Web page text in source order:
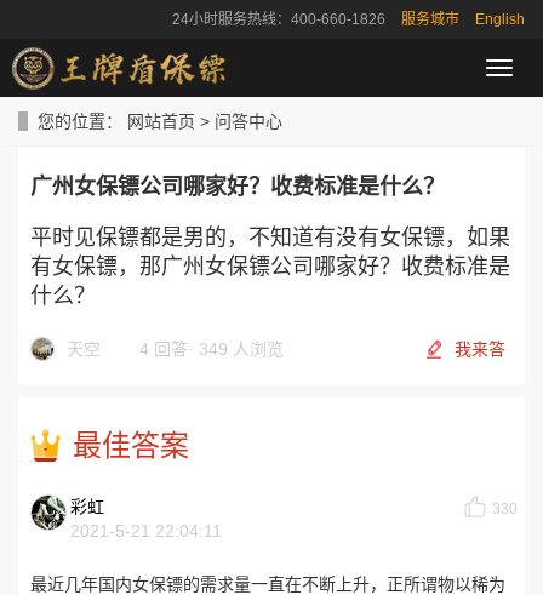
24小时服务热线：400-660-1826 服务城市 English
导
航
您的位置： 网站首页 > 问答中心
广州女保镖公司哪家好？收费标准是什么？
平时见保镖都是男的，不知道有没有女保镖，如果
有女保镖，那广州女保镖公司哪家好？收费标准是
什么？
天空 4 回答· 349 人浏览 我来答
最佳答案
彩虹
2021-5-21 22:04:11
330
最近几年国内女保镖的需求量一直在不断上升，正所谓物以稀为